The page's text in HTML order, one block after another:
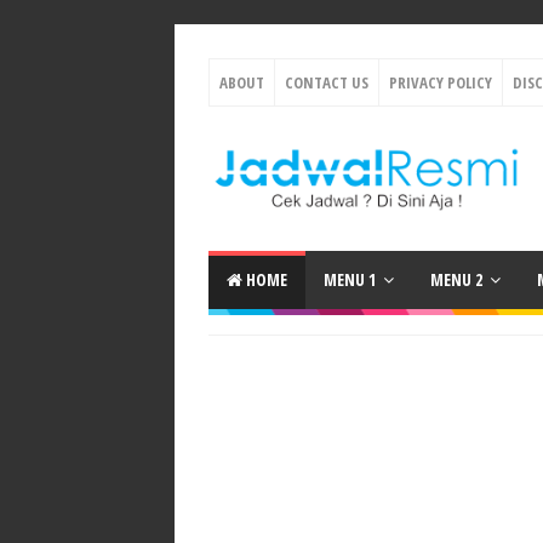
ABOUT CONTACT US PRIVACY POLICY
HOME MENU 1 MENU 2